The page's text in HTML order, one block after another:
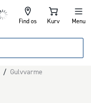
Find os Kurv Menu
/ Gulvvarme